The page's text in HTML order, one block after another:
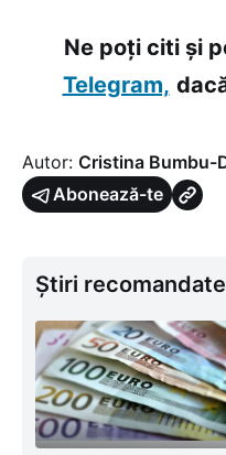
Ne poți citi și
Telegram,
Autor: Cristina Bumbu-
Abonează-te
Știri recomandate